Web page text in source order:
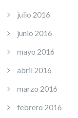
julio 2016
junio 2016
mayo 2016
abril 2016
marzo 2016
febrero 2016